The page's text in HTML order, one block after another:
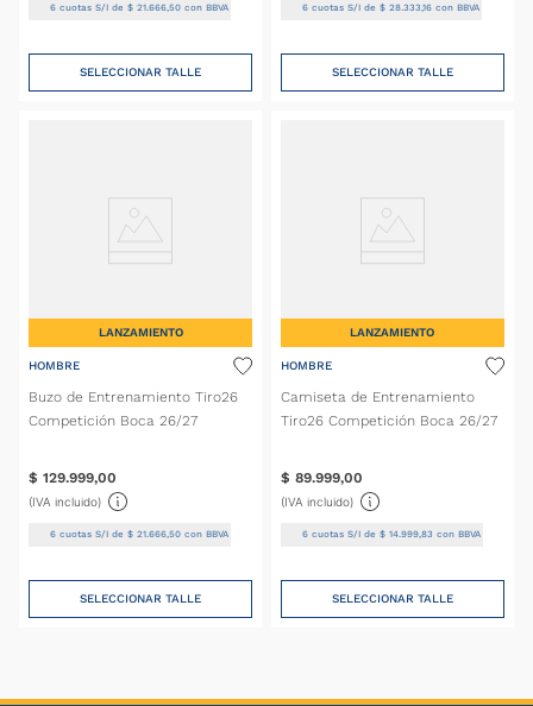
6 cuotas S/I de$ 21 .666 ,50 con BBVA
SELECCIONAR TALLE
6cuotas S/I de $ 28. 333,16con BBVA
SELECCIONAR TALLE
LANZAMIENTO
HOMBRE
Buzo de Entrenamiento Tiro26
Competición Boca 26/27
$ 129.999,00
(IVA incluido)
6 cuotas S/I de$ 21.666,50 con BBVA
SELECCIONAR TALLE
LANZAMIENTO
HOMBRE
Camiseta de Entrenamiento
Tiro26 Competición Boca 26/27
$ 89.999,00
(IVA incluido)
6cuotas S/I de $ 14.999,83con BBVA
SELECCIONAR TALLE